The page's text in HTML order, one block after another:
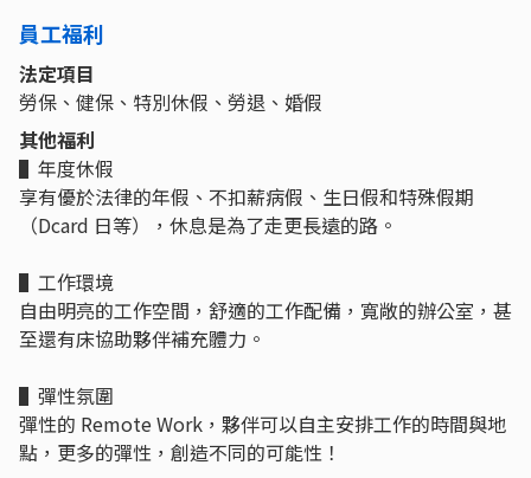
員工福利
法定項目
勞保、健保、特別休假、勞退、婚假
其他福利
▌年度休假
享有優於法律的年假、不扣薪病假、生日假和特殊假期
（Dcard 日等），休息是為了走更長遠的路。
▌工作環境
自由明亮的工作空間，舒適的工作配備，寬敞的辦公室，甚
至還有床協助夥伴補充體力。
▌彈性氛圍
彈性的 Remote Work，夥伴可以自主安排工作的時間與地
點，更多的彈性，創造不同的可能性！